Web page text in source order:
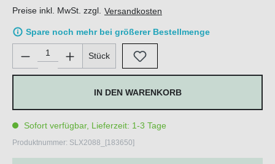
Preise inkl. MwSt. zzgl. Versandkosten
Spare noch mehr bei größerer Bestellmenge
Produkt Anzahl: Gib den gewünschten Wert ein oder
Stück
IN DEN WARENKORB
Sofort verfügbar, Lieferzeit: 1-3 Tage
Produktnummer: SLX2088_[183650]